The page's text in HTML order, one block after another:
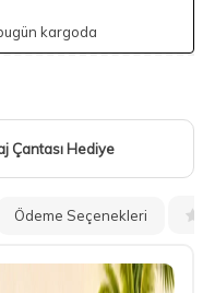
kargoda
Çantası Hediye
Ödeme Seçenekleri